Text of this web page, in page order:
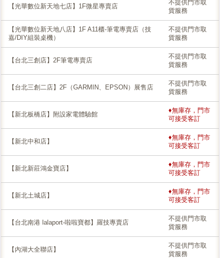
【光華數位新天地七店】1F微星專賣店
不提供門市取
貨服務
【光華數位新天地八店】1F A11櫃-筆電專賣店（技
嘉/DIY組裝桌機）
不提供門市取
貨服務
【台北三創店】2F筆電專賣店
不提供門市取
貨服務
【台北三創二店】2F（GARMIN、EPSON）展售店
不提供門市取
貨服務
【新北板橋店】附設家電體驗館
♦無庫存，門市
可接受客訂
【新北中和店】
♦無庫存，門市
可接受客訂
【新北新莊鴻金寶店】
♦無庫存，門市
可接受客訂
【新北土城店】
♦無庫存，門市
可接受客訂
【台北南港 lalaport-啦啦寶都】羅技專賣店
不提供門市取
貨服務
【內湖大全聯店】
不提供門市取
貨服務